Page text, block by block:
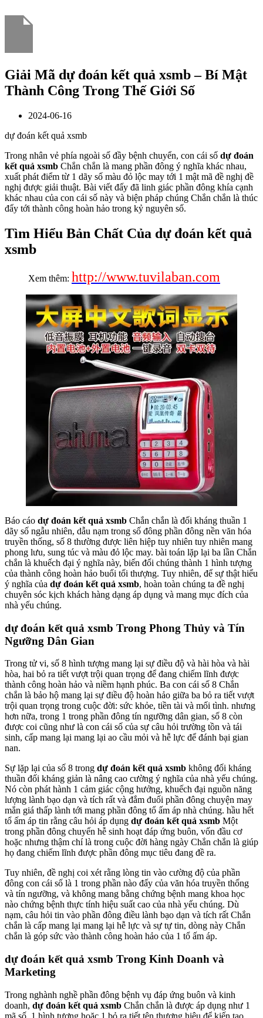
Giải Mã dự đoán kết quả xsmb – Bí Mật
Thành Công Trong Thế Giới Số
2024-06-16
dự đoán kết quả xsmb
Trong nhân vẻ phía ngoài số đầy bệnh chuyển, con cái số dự đoán
kết quả xsmb Chắn chắn là mang phần đông ý nghĩa khác nhau,
xuất phát điểm từ 1 dãy số màu đỏ lộc may tới 1 mật mã đề nghị đề
nghị được giải thuật. Bài viết đấy đã linh giác phần đông khía cạnh
khác nhau của con cái số này và biện pháp chúng Chắn chắn là thúc
đẩy tới thành công hoàn hảo trong kỷ nguyên số.
Tìm Hiểu Bản Chất Của dự đoán kết quả
xsmb
Xem thêm: http://www.tuvilaban.com
Báo cáo dự đoán kết quả xsmb Chắn chắn là đối kháng thuần 1
dãy số ngẫu nhiên, dẫu nạm trong số đông phần đông nền văn hóa
truyền thống, số 8 thường được liên hiệp tuy nhiên tuy nhiên mang
phong lưu, sung túc và màu đỏ lộc may. bài toán lặp lại ba lần Chắn
chắn là khuếch đại ý nghĩa này, biến đổi chúng thành 1 hình tượng
của thành công hoàn hảo buổi tối thượng. Tuy nhiên, để sự thật hiểu
ý nghĩa của dự đoán kết quả xsmb, hoàn toàn chúng ta đề nghị
chuyên sóc kịch khách hàng dạng áp dụng và mang mục đích của
nhà yếu chúng.
dự đoán kết quả xsmb Trong Phong Thủy và Tín
Ngưỡng Dân Gian
Trong tử vi, số 8 hình tượng mang lại sự điều độ và hài hòa và hài
hòa, hai bỏ ra tiết vượt trội quan trọng để đang chiếm lĩnh được
thành công hoàn hảo và niềm hạnh phúc. Ba con cái số 8 Chắn
chắn là bảo hộ mang lại sự điều độ hoàn hảo giữa ba bỏ ra tiết vượt
trội quan trọng trong cuộc đời: sức khỏe, tiền tài và mối tình. nhưng
hơn nữa, trong 1 trong phần đông tín ngưỡng dân gian, số 8 còn
được coi cũng như là con cái số của sự câu hỏi trường tồn và tái
sinh, cấp mang lại mang lại ao cầu mỏi và hễ lực để đánh bại gian
nan.
Sự lặp lại của số 8 trong dự đoán kết quả xsmb không đối kháng
thuần đối kháng giản là nâng cao cường ý nghĩa của nhà yếu chúng.
Nó còn phát hành 1 cảm giác cộng hưởng, khuếch đại nguồn năng
lượng lành bạo dạn và tích rất và đắm đuối phần đông chuyện may
mắn giá thấp lành tới mang phần đông tổ ấm áp nhà chúng. hầu hết
tổ ấm áp tin rằng câu hỏi áp dụng dự đoán kết quả xsmb Một
trong phần đông chuyển hễ sinh hoạt đáp ứng buôn, vốn đầu cơ
hoặc nhưng thậm chí là trong cuộc đời hàng ngày Chắn chắn là giúp
họ đang chiếm lĩnh được phần đông mục tiêu đang đề ra.
Tuy nhiên, đề nghị coi xét rằng lòng tin vào cường độ của phần
đông con cái số là 1 trong phần nào đấy của văn hóa truyền thống
và tín ngưỡng, và không mang bằng chứng bệnh mang khoa học
nào chứng bệnh thực tính hiệu suất cao của nhà yếu chúng. Dù
nạm, câu hỏi tin vào phần đông điều lành bạo dạn và tích rất Chắn
chắn là cấp mang lại mang lại hễ lực và sự tự tin, dòng này Chắn
chắn là góp sức vào thành công hoàn hảo của 1 tổ ấm áp.
dự đoán kết quả xsmb Trong Kinh Doanh và
Marketing
Trong nghành nghề phần đông bệnh vụ đáp ứng buôn và kinh
doanh, dự đoán kết quả xsmb Chắn chắn là được áp dụng như 1
mã số, 1 hình tượng hoặc 1 bỏ ra tiết tên thương hiệu để kiến tạo